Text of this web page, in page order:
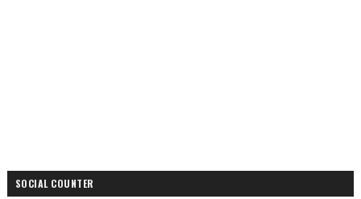
SOCIAL COUNTER